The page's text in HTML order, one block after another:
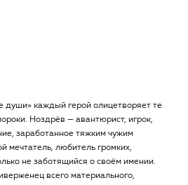
души» каждый герой олицетворяет те
Ноздрёв — авантюрист, игрок,
заработанное тяжким чужим
мечтатель, любитель громких,
не заботящийся о своём имении.
всего материального,